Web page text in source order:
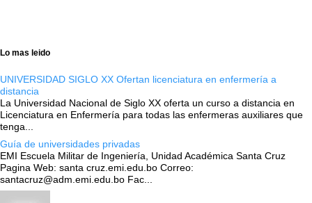
Lo mas leido
UNIVERSIDAD SIGLO XX Ofertan licenciatura en enfermería a
distancia
La Universidad Nacional de Siglo XX oferta un curso a distancia en
Licenciatura en Enfermería para todas las enfermeras auxiliares que
tenga...
Guía de universidades privadas
EMI Escuela Militar de Ingeniería, Unidad Académica Santa Cruz
Pagina Web: santa cruz.emi.edu.bo Correo:
santacruz@adm.emi.edu.bo Fac...